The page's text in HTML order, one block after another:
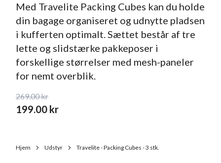
Med Travelite Packing Cubes kan du holde
din bagage organiseret og udnytte pladsen
i kufferten optimalt. Sættet består af tre
lette og slidstærke pakkeposer i
forskellige størrelser med mesh-paneler
for nemt overblik.
269.00kr
199.00 kr
Hjem Udstyr Travelite - Packing Cubes - 3 stk.